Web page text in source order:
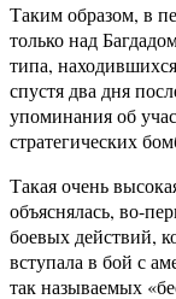
Таким образом, в
только над
типа,
спустя два дня
упоминания об
стратегических
Такая очень
объяснялась, во-
боевых действий,
вступала в бой с
так называемых